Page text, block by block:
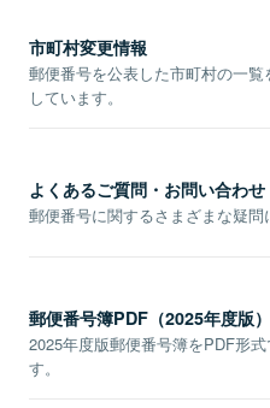
市町村変更情報
郵便番号を公表した市町村の一
しています。
よくあるご質問・お問い合わせ
郵便番号に関するさまざまな疑問
郵便番号簿PDF（2025年度版）
2025年度版郵便番号簿をPDF形
す。